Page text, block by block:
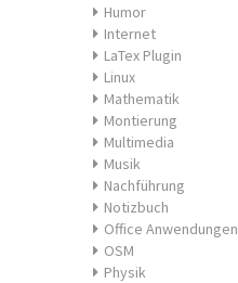
Humor
Internet
LaTex Plugin
Linux
Mathematik
Montierung
Multimedia
Musik
Nachführung
Notizbuch
Office Anwendungen
OSM
Physik